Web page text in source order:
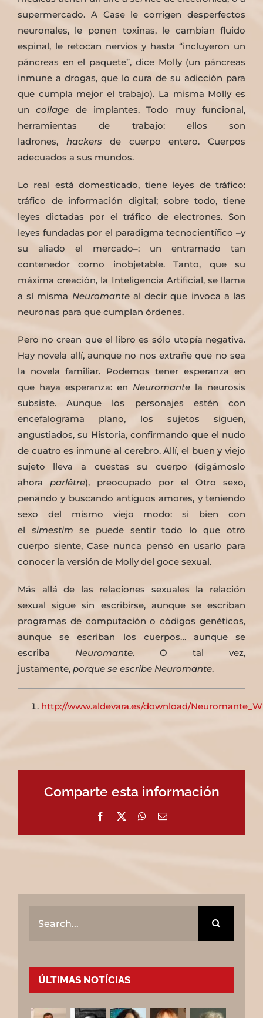
supermercado. A Case le corrigen desperfectos
neuronales, le ponen toxinas, le cambian fluido
espinal, le retocan nervios y hasta “incluyeron un
páncreas en el paquete”, dice Molly (un páncreas
inmune a drogas, que lo cura de su adicción para
que cumpla mejor el trabajo). La misma Molly es
uncollage de implantes. Todo muy funcional,
herramientas de trabajo: ellos son
ladrones, hackers de cuerpo entero. Cuerpos
adecuados a sus mundos.
Lo real está domesticado, tiene leyes de tráfico:
tráfico de información digital; sobre todo, tiene
leyes dictadas por el tráfico de electrones. Son
leyes fundadas por el paradigma tecnocientífico ‒y
su aliado el mercado‒: un entramado tan
contenedor como inobjetable. Tanto, que su
máxima creación, la Inteligencia Artificial, se llama
a sí misma Neuromanteal decir que invoca a las
neuronas para que cumplan órdenes.
Pero no crean que el libro es sólo utopía negativa.
Hay novela allí, aunque no nos extrañe que no sea
la novela familiar. Podemos tener esperanza en
que haya esperanza: en Neuromante la neurosis
subsiste. Aunque los personajes estén con
encefalograma plano, los sujetos siguen,
angustiados, su Historia, confirmando que el nudo
de cuatro es inmune al cerebro. Allí, el buen y viejo
sujeto lleva a cuestas su cuerpo (digámoslo
ahora parlêtre), preocupado por el Otro sexo,
penando y buscando antiguos amores, y teniendo
sexo del mismo viejo modo: si bien con
el simestim se puede sentir todo lo que otro
cuerpo siente, Case nunca pensó en usarlo para
conocer la versión de Molly del goce sexual.
Más allá de las relaciones sexuales la relación
sexual sigue sin escribirse, aunque se escriban
programas de computación o códigos genéticos,
aunque se escriban los cuerpos… aunque se
escriba Neuromante. O tal vez,
justamente, porque se escribe Neuromante.
http://www.aldevara.es/download/
Comparte esta información
Facebook WhatsApp
Email
for:
ÚLTIMAS NOTÍCIAS